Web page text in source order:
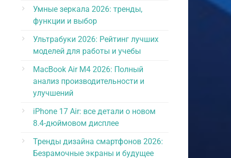
Умные зеркала 2026: тренды,
функции и выбор
Ультрабуки 2026: Рейтинг лучших
моделей для работы и учебы
MacBook Air M4 2026: Полный
анализ производительности и
улучшений
iPhone 17 Air: все детали о новом
8.4-дюймовом дисплее
Тренды дизайна смартфонов 2026:
Безрамочные экраны и будущее